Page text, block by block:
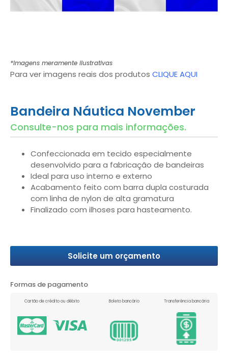
*Imagens meramente ilustrativas
Para ver imagens reais dos produtos CLIQUE AQUI
Bandeira Náutica November
Consulte-nos para mais informações.
Confeccionada em tecido especialmente
desenvolvido para a fabricação de bandeiras
Ideal para uso interno e externo
Acabamento feito com barra dupla costurada
com linha de nylon de alta gramatura
Finalizado com ilhoses para hasteamento.
Solicite um orçamento
Formas de pagamento
Cartão de crédito ou débito Boleto bancário Transferência bancária